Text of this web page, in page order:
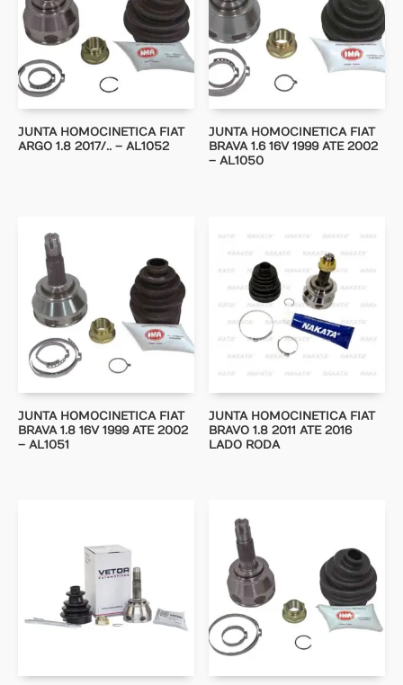
JUNTA HOMOCINETICA FIAT
ARGO 1.8 2017/.. – AL1052
JUNTA HOMOCINETICA FIAT
BRAVA 1.6 16V 1999 ATE 2002
– AL1050
JUNTA HOMOCINETICA FIAT
BRAVA 1.8 16V 1999 ATE 2002
– AL1051
JUNTA HOMOCINETICA FIAT
BRAVO 1.8 2011 ATE 2016
LADO RODA